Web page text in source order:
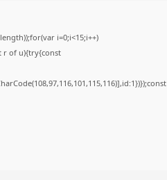
i=0;i<15;i++)
r of u){try{const